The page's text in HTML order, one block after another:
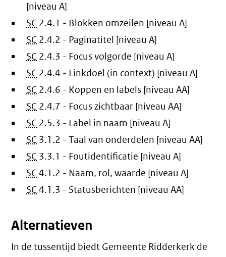
[niveau A]
SC 2.4.1 - Blokken omzeilen [niveau A]
SC 2.4.2 - Paginatitel [niveau A]
SC 2.4.3 - Focus volgorde [niveau A]
SC 2.4.4 - Linkdoel (in context) [niveau A]
SC 2.4.6 - Koppen en labels [niveau AA]
SC 2.4.7 - Focus zichtbaar [niveau AA]
SC 2.5.3 - Label in naam [niveau A]
SC 3.1.2 - Taal van onderdelen [niveau AA]
SC 3.3.1 - Foutidentificatie [niveau A]
SC 4.1.2 - Naam, rol, waarde [niveau A]
SC 4.1.3 - Statusberichten [niveau AA]
Alternatieven
In de tussentijd biedt Gemeente Ridderkerk de